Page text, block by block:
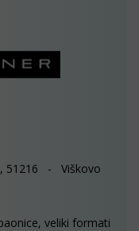
51216 - Viškovo
veliki formati